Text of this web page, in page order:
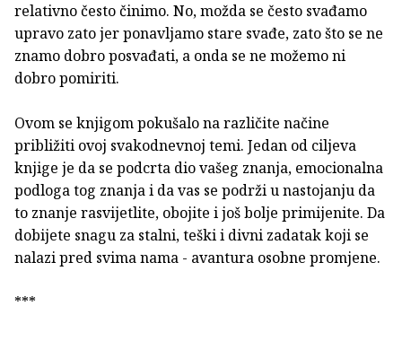
relativno često činimo. No, možda se često svađamo
upravo zato jer ponavljamo stare svađe, zato što se ne
znamo dobro posvađati, a onda se ne možemo ni
dobro pomiriti.
Ovom se knjigom pokušalo na različite načine
približiti ovoj svakodnevnoj temi. Jedan od ciljeva
knjige je da se podcrta dio vašeg znanja, emocionalna
podloga tog znanja i da vas se podrži u nastojanju da
to znanje rasvijetlite, obojite i još bolje primijenite. Da
dobijete snagu za stalni, teški i divni zadatak koji se
nalazi pred svima nama - avantura osobne promjene.
***